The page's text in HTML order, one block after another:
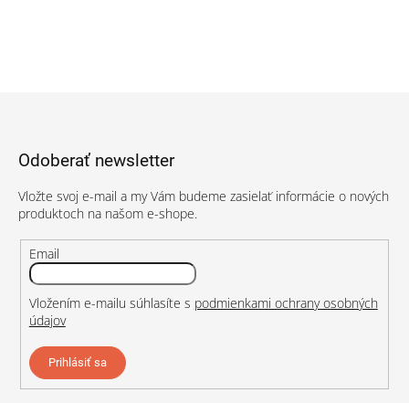
Odoberať newsletter
Vložte svoj e-mail a my Vám budeme zasielať informácie o nových
produktoch na našom e-shope.
Email
Vložením e-mailu súhlasíte s podmienkami ochrany osobných
údajov
Prihlásiť sa